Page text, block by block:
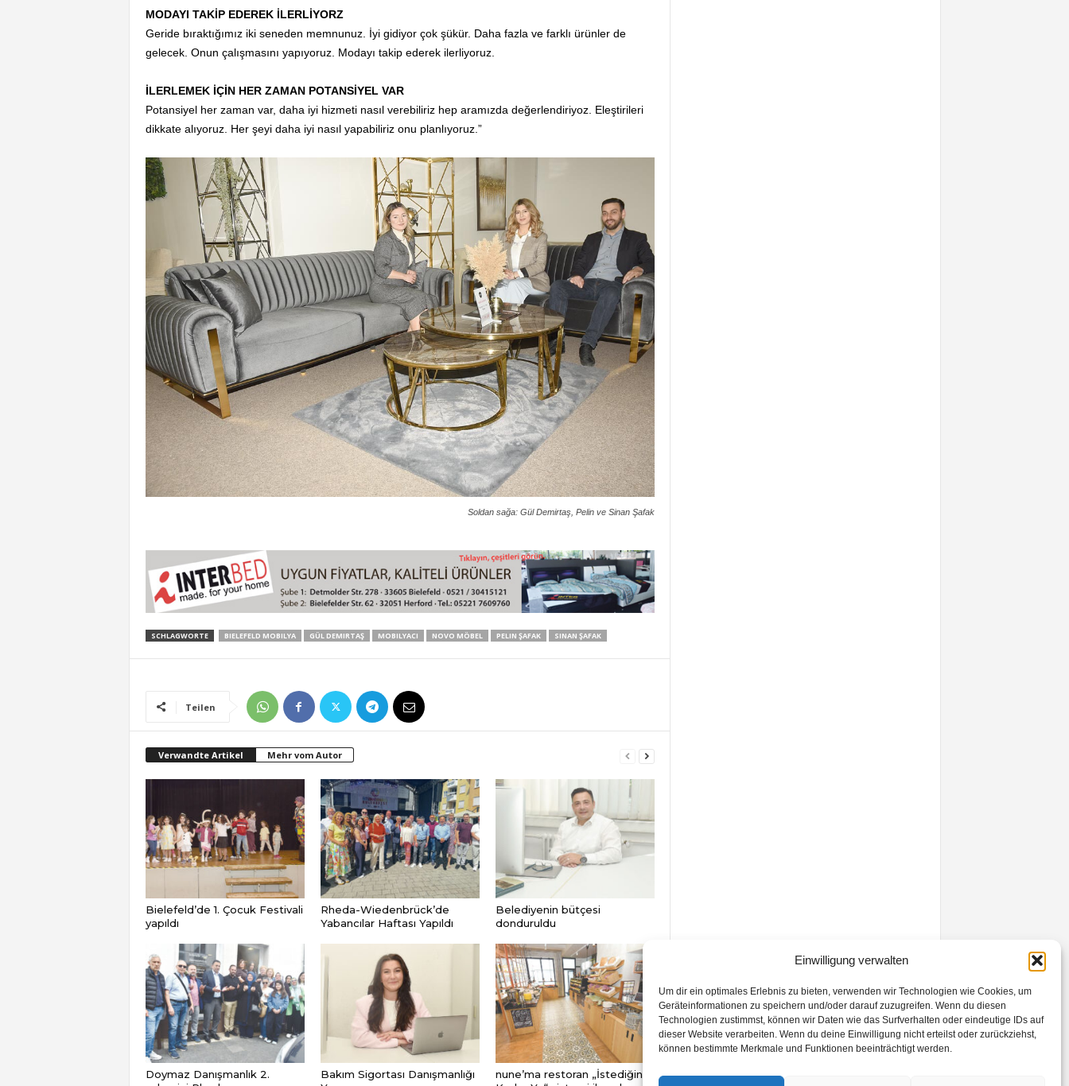
Einwilligung verwalten
Um dir ein optimales Erlebnis zu bieten, verwenden wir Technologien wie Cookies, um
Geräteinformationen zu speichern und/oder darauf zuzugreifen. Wenn du diesen
Technologien zustimmst, können wir Daten wie das Surfverhalten oder eindeutige IDs auf
dieser Website verarbeiten. Wenn du deine Einwilligung nicht erteilst oder zurückziehst,
können bestimmte Merkmale und Funktionen beeinträchtigt werden.
MODAYI TAKİP EDEREK İLERLİYORZ
Geride bıraktığımız iki seneden memnunuz. İyi gidiyor çok şükür. Daha fazla ve farklı ürünler de
gelecek. Onun çalışmasını yapıyoruz. Modayı takip ederek ilerliyoruz.
İLERLEMEK İÇİN HER ZAMAN POTANSİYEL VAR
Potansiyel her zaman var, daha iyi hizmeti nasıl verebiliriz hep aramızda değerlendiriyoz. Eleştirileri
dikkate alıyoruz. Her şeyi daha iyi nasıl yapabiliriz onu planlıyoruz.”
Soldan sağa: Gül Demirtaş, Pelin ve Sinan Şafak
SCHLAGWORTE BIELEFELD MOBILYA GÜL DEMIRTAŞ MOBILYACI NOVO MÖBEL PELIN ŞAFAK SINAN ŞAFAK
Teilen
Verwandte Artikel Mehr vom Autor
Bielefeld’de 1. Çocuk Festivali
yapıldı
Rheda-Wiedenbrück’de
Yabancılar Haftası Yapıldı
Belediyenin bütçesi
donduruldu
Doymaz Danışmanlık 2.
Bakım Sigortası Danışmanlığı
nune’ma restoran „İstediğin